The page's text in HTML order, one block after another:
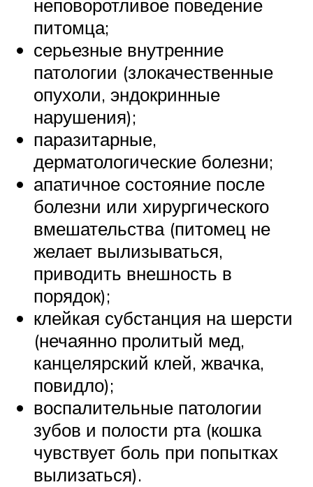
неповоротливое поведение
питомца;
серьезные внутренние
патологии (злокачественные
опухоли, эндокринные
нарушения);
паразитарные,
дерматологические болезни;
апатичное состояние после
болезни или хирургического
вмешательства (питомец не
желает вылизываться,
приводить внешность в
порядок);
клейкая субстанция на шерсти
(нечаянно пролитый мед,
канцелярский клей, жвачка,
повидло);
воспалительные патологии
зубов и полости рта (кошка
чувствует боль при попытках
вылизаться).